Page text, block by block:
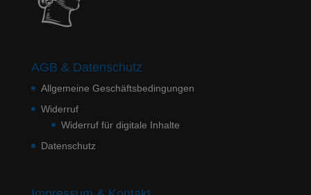
AGB & Datenschutz
Allgemeine Geschäftsbedingungen
Widerruf
Widerruf für digitale Inhalte
Datenschutz